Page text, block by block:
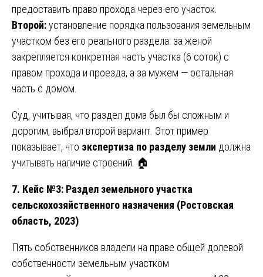
предоставить право прохода через его участок.
Второй:установление порядка пользования земельным
участком без его реального раздела: за женой
закрепляется конкретная часть участка (6 соток) с
правом прохода и проезда, а за мужем — остальная
часть с домом.
Суд, учитывая, что раздел дома был бы сложным и
дорогим, выбрал второй вариант. Этот пример
показывает, что экспертиза по разделу земли должна
учитывать наличие строений. 🏠
7. Кейс №3: Раздел земельного участка
сельскохозяйственного назначения (Ростовская
область, 2023)
Пять собственников владели на праве общей долевой
собственности земельным участком